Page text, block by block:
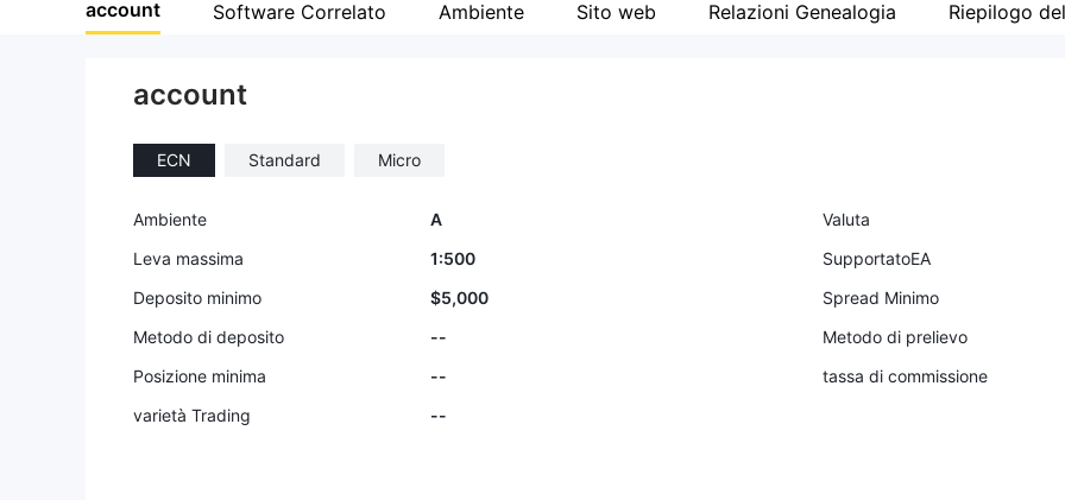
account Software Correlato Ambiente Sito web Relazioni Genealogia Riepilogo
account
ECN Standard Micro
Ambiente A Valuta
Leva massima
1:500
SupportatoEA
Deposito minimo
$5,000 Spread Minimo
Metodo di deposito
-- Metodo di prelievo
Posizione minima
-- tassa di commissione
varietà Trading
--